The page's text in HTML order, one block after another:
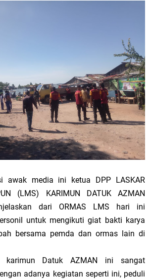
awak media ini ketua DPP LASKAR
(LMS) KARIMUN DATUK AZMAN
dari ORMAS LMS hari ini
untuk mengikuti giat bakti karya
bersama pemda dan ormas lain di
karimun Datuk AZMAN ini sangat
adanya kegiatan seperti ini, peduli